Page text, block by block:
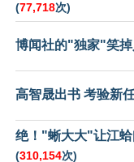
(77,718次)
博闻社的"独家"笑
高智晟出书 考验新
绝！"蜥大大"让江
(310,154次)